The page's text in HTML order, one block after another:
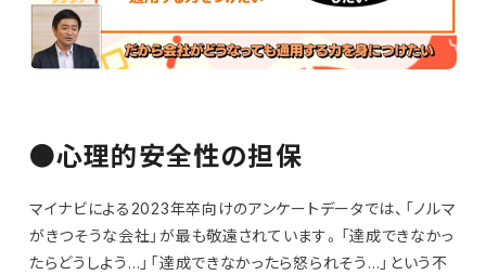
●心理的安全性の担保
マイナビによる2023年卒向けのアンケートデータでは、「ノルマ
がきつそうな会社」が最も敬遠されています。「達成できなかっ
たらどうしよう…」「達成できなかったら怒られそう…」という不